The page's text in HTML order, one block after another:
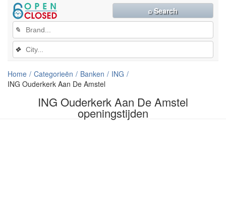
ING Ouderkerk Aan De Amstel
openingstijden
✎
❖
⌕ Search
Home Categorieën Banken
ING
ING Ouderkerk Aan De Amstel